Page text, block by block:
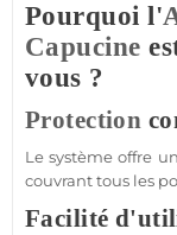
Pourquoi l'
Capucine
vous ?
Protection
Lesystème offre
couvrant tous les
Facilité